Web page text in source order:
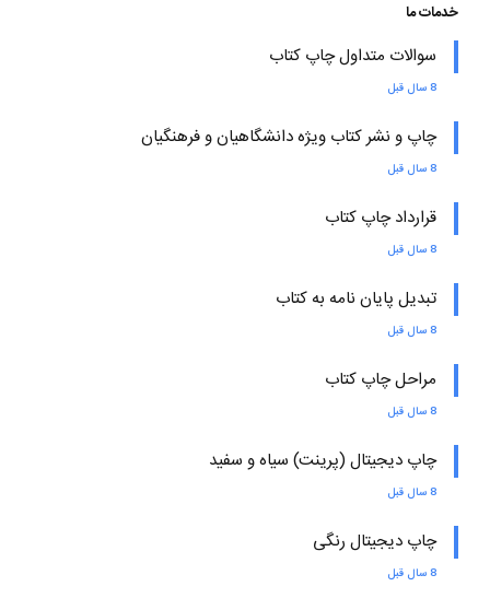
خدمات ما
سوالات متداول چاپ کتاب
8 سال قبل
چاپ و نشر کتاب ویژه دانشگاهیان و فرهنگیان
8 سال قبل
قرارداد چاپ کتاب
8 سال قبل
تبدیل پایان نامه به کتاب
8 سال قبل
مراحل چاپ کتاب
8 سال قبل
چاپ دیجیتال (پرینت) سیاه و سفید
8 سال قبل
چاپ دیجیتال رنگی
8 سال قبل